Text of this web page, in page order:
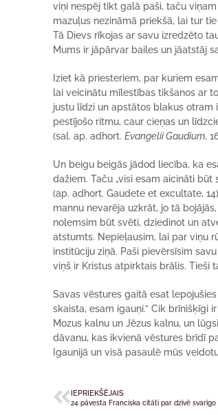
viņi nespēj tikt galā paši, taču
mazuļus nezināmā priekšā, lai tur
Tā Dievs rīkojas ar savu izredzēto
Mums ir jāpārvar bailes un jāatstāj
Iziet kā priesteriem, par kuriem
lai veicinātu mīlestības tikšanos ar
justu līdzi un apstātos blakus otram
pestījošo ritmu, caur cieņas un
(sal. ap. adhort.Evangelii Gaudium,
Un beigu beigās jādod liecība, ka
dažiem. Taču „visi esam aicināti
(ap. adhort. Gaudete et excultate,
mannu nevarēja uzkrāt, jo tā
nolemsim būt svēti, dziedinot un
atstumts. Nepieļausim, lai par viņu
institūciju ziņā. Paši pievērsīsim
viņš ir Kristus atpirktais brālis. Tieši
Savas vēstures gaitā esat
skaista, esam igauņi.” Cik
Mozus kalnu un Jēzus kalnu, un
dāvanu, kas ikvienā vēstures brīdī
Igaunijā un visā pasaulē mūs
IEPRIEKŠĒJAIS
24 pāvesta Franciska citāti par dzīvē svarīgo